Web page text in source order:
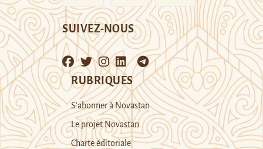
SUIVEZ-NOUS
RUBRIQUES
S’abonner à Novastan
Le projet Novastan
Charte éditoriale